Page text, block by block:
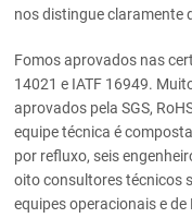
nos distingue claramente
Fomos aprovados nas
14021 e IATF 16949.
aprovados pela SGS,
equipe técnica é
por refluxo, seis
oito consultores técnicos
equipes operacionais e de